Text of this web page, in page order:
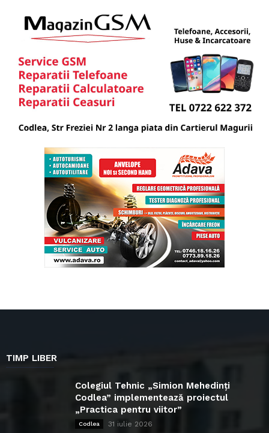
TIMP LIBER
Colegiul Tehnic „Simion Mehedinți
Codlea” implementează proiectul
„Practica pentru viitor”
Codlea 31 iulie 2026